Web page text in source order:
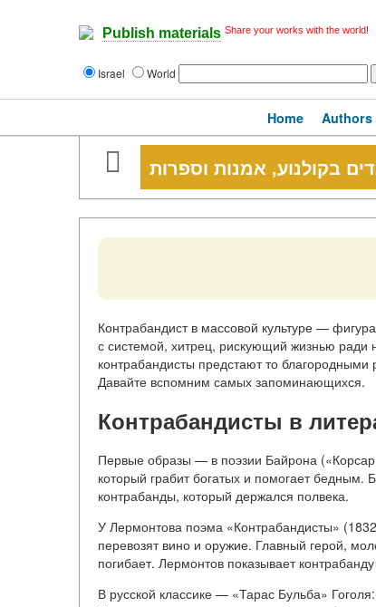
Publish materials Share your works with the world!
Israel World
Home Authors
בקולנוע, אמנות וספרות
Контрабандист в массовой культуре —
с системой, хитрец, рискующий жизнью ради
контрабандисты предстают то
Давайте вспомним самых запоминающихся.
Контрабандисты в
Первые образы — в поэзии Байрона
который грабит богатых и помогает бедным.
контрабанды, который держался полвека.
У Лермонтова поэма «Контрабандисты»
перевозят вино и оружие. Главный герой,
погибает. Лермонтов показывает
В русской классике — «Тарас Бульба»